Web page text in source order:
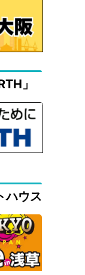
」
ハウス